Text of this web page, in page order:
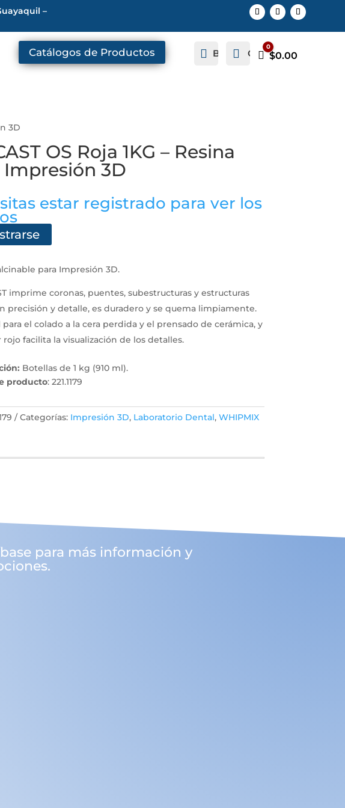
–
Catálogos de Productos  Buscar
 Cuenta
Carro
0
$0.00
3D
OS Roja 1KG – Resina
Impresión 3D
estar registrado para ver los
para Impresión 3D.
imprime coronas, puentes, subestructuras y estructuras
precisión y detalle, es duradero y se quema limpiamente.
para el colado a la cera perdida y el prensado de cerámica, y
rojo facilita la visualización de los detalles.
Botellas de 1 kg (910 ml).
producto: 221.1179
Categorías: Impresión 3D, Laboratorio Dental, WHIPMIX
para más información y